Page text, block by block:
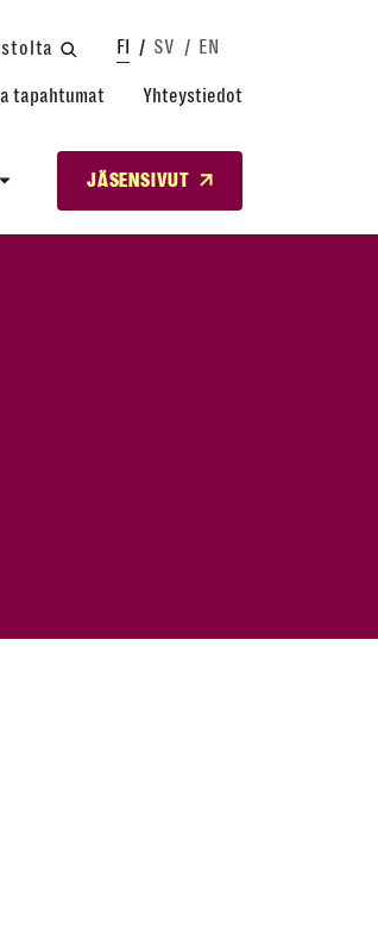
FI SV EN
tapahtumat Yhteystiedot
JÄSENSIVUT